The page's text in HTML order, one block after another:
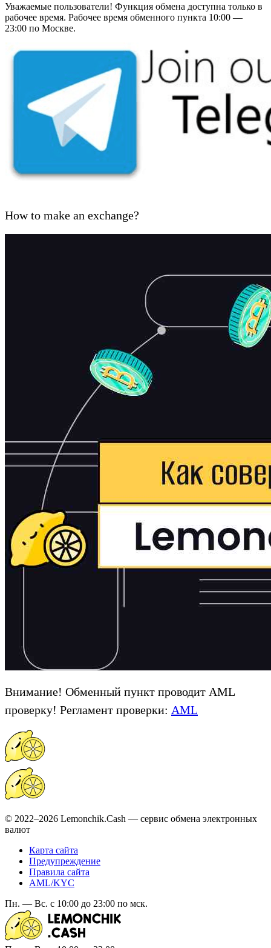
Уважаемые пользователи! Функция обмена доступна только в
рабочее время. Рабочее время обменного пункта 10:00 —
23:00 по Москве.
How to make an exchange?
Внимание! Обменный пункт проводит AML
проверку! Регламент проверки: AML
© 2022–2026 Lemonchik.Cash — сервис обмена электронных
валют
Карта сайта
Предупреждение
Правила сайта
AML/KYC
Пн. — Вс. с 10:00 до 23:00 по мск.